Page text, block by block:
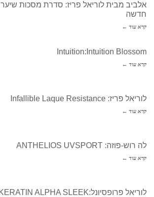
אלביב מבית לוריאל פריז: סדרת מסכות שיער
חדשה
קרא עוד ←
Intuition:Intuition Blossom
קרא עוד ←
לוריאל פריז: Infallible Laque Resistance
קרא עוד ←
לה רוש-פוזה: ANTHELIOS UVSPORT
קרא עוד ←
לוריאל פרופסיונל:KERATIN ALPHA SLEEK